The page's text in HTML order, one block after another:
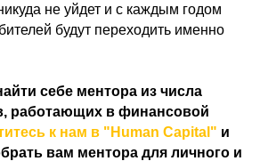
не уйдет и с каждым годом
будут переходить именно
себе ментора из числа
работающих в финансовой
к нам в "Human Capital" и
вам ментора для личного и
НАЗАД